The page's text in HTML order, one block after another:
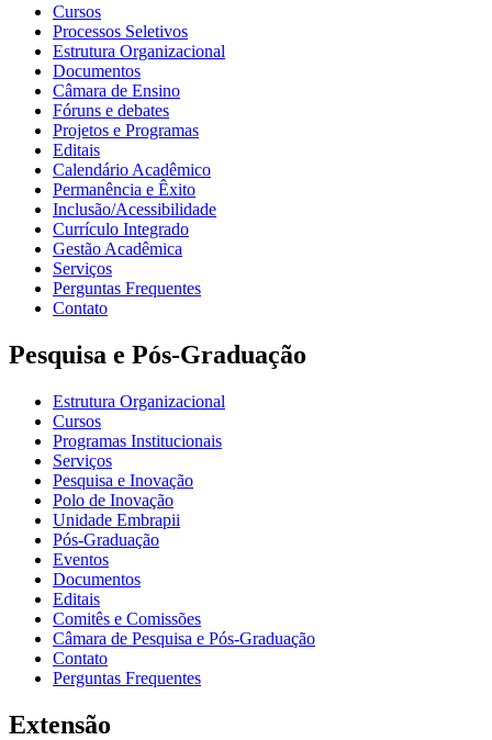
Cursos
Processos Seletivos
Estrutura Organizacional
Documentos
Câmara de Ensino
Fóruns e debates
Projetos e Programas
Editais
Calendário Acadêmico
Permanência e Êxito
Inclusão/Acessibilidade
Currículo Integrado
Gestão Acadêmica
Serviços
Perguntas Frequentes
Contato
Pesquisa e Pós-Graduação
Estrutura Organizacional
Cursos
Programas Institucionais
Serviços
Pesquisa e Inovação
Polo de Inovação
Unidade Embrapii
Pós-Graduação
Eventos
Documentos
Editais
Comitês e Comissões
Câmara de Pesquisa e Pós-Graduação
Contato
Perguntas Frequentes
Extensão